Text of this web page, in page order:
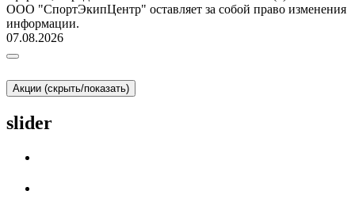
ООО "СпортЭкипЦентр" оставляет за собой право изменения
информации.
07.08.2026
Акции (скрыть/показать)
slider